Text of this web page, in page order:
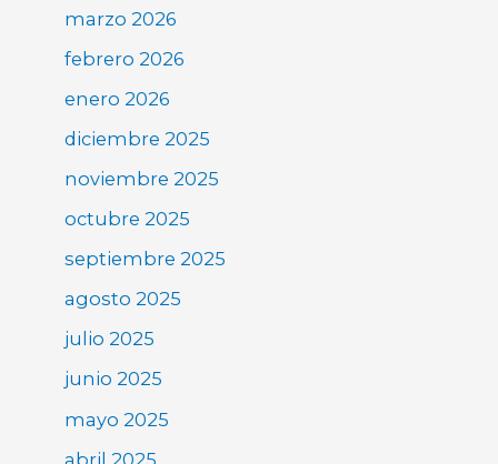
marzo 2026
febrero 2026
enero 2026
diciembre 2025
noviembre 2025
octubre 2025
septiembre 2025
agosto 2025
julio 2025
junio 2025
mayo 2025
abril 2025